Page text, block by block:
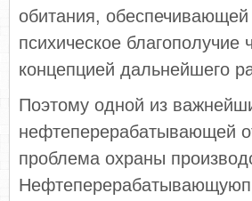
обитания,
психическое благополучие
концепцией дальнейшего
Поэтому одной из
нефтеперерабатывающей
проблема охраны